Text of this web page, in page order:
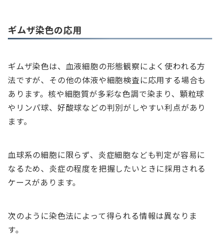
ギムザ染色の応用
ギムザ染色は、血液細胞の形態観察によく使われる方
法ですが、その他の体液や細胞検査に応用する場合も
あります。核や細胞質が多彩な色調で染まり、顆粒球
やリンパ球、好酸球などの判別がしやすい利点があり
ます。
血球系の細胞に限らず、炎症細胞なども判定が容易に
なるため、炎症の程度を把握したいときに採用される
ケースがあります。
次のように染色法によって得られる情報は異なりま
す。